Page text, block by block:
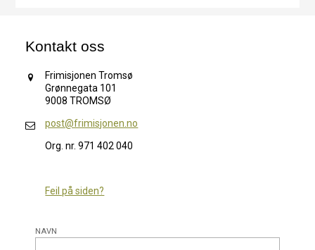
Kontakt oss
Frimisjonen Tromsø
Grønnegata 101
9008 TROMSØ
post@frimisjonen.no
Org. nr. 971 402 040
Feil på siden?
NAVN